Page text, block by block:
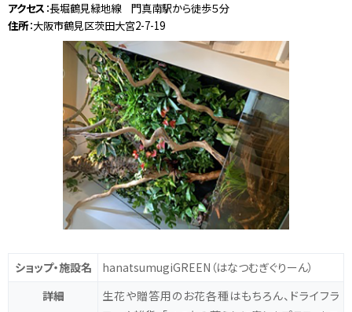
アクセス ：長堀鶴見緑地線 門真南駅から徒歩５分
住所：大阪市鶴見区茨田大宮2-7-19
ショップ・施設名 hanatsumugiGREEN （はなつむぎぐりーん）
詳細
生花や贈答用のお花各種はもちろん、ドライフラ